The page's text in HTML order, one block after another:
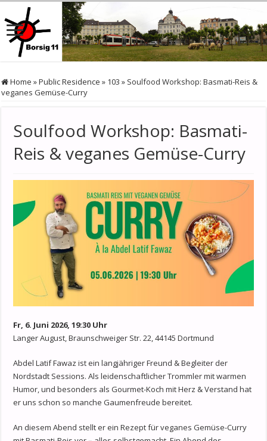
Home »Public Residence » 103 » Soulfood Workshop: Basmati-Reis &
veganes Gemüse-Curry
Soulfood Workshop: Basmati-
Reis & veganes Gemüse-Curry
Fr, 6. Juni 2026, 19:30 Uhr
Langer August, Braunschweiger Str. 22, 44145 Dortmund
Abdel Latif Fawaz ist ein langjähriger Freund & Begleiter der
Nordstadt Sessions. Als leidenschaftlicher Trommler mit warmen
Humor, und besonders als Gourmet-Koch mit Herz & Verstand hat
er uns schon so manche Gaumenfreude bereitet.
An diesem Abend stellt er ein Rezept für veganes Gemüse-Curry